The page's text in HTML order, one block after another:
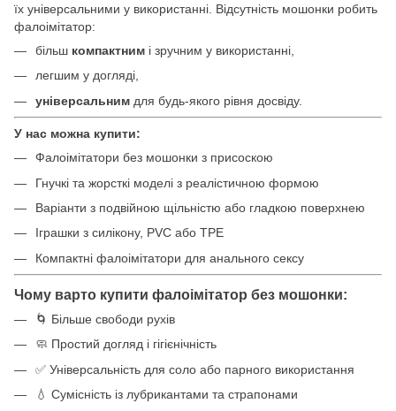
їх універсальними у використанні. Відсутність мошонки робить
фалоімітатор:
більш компактним і зручним у використанні,
легшим у догляді,
універсальним для будь-якого рівня досвіду.
У нас можна купити:
Фалоімітатори без мошонки з присоскою
Гнучкі та жорсткі моделі з реалістичною формою
Варіанти з подвійною щільністю або гладкою поверхнею
Іграшки з силікону, PVC або TPE
Компактні фалоімітатори для анального сексу
Чому варто купити фалоімітатор без мошонки:
🌀 Більше свободи рухів
🧼 Простий догляд і гігієнічність
✅ Універсальність для соло або парного використання
💧 Сумісність із лубрикантами та страпонами